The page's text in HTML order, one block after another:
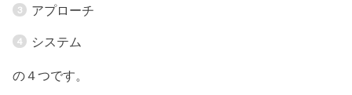
アプローチ
システム
の４つです。